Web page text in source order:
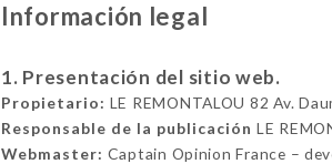
Información legal
1. Presentación del sitio web.
Propietario: LE REMONTALOU 82 Av.
Responsable de la publicación LE
Webmaster: Captain Opinion France –